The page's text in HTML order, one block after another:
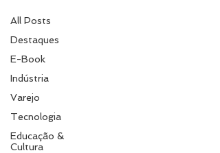
All Posts
Destaques
E-Book
Indústria
Varejo
Tecnologia
Educação &
Cultura